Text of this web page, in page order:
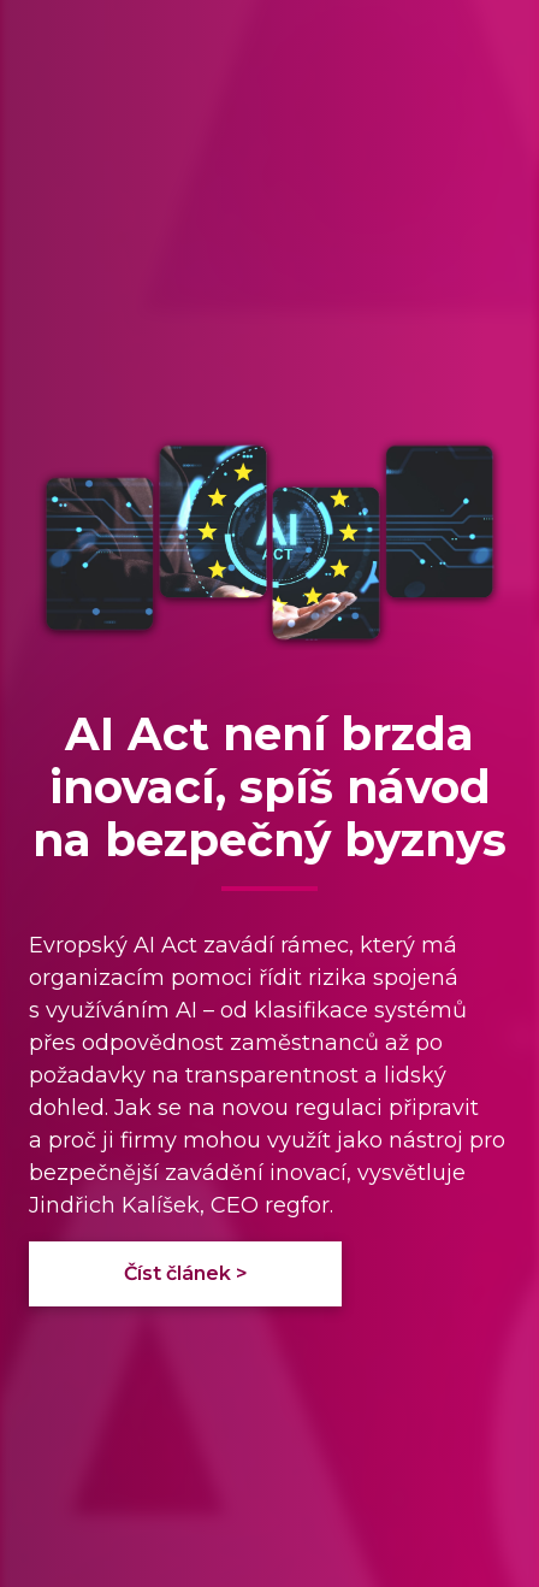
Drony, senzory a AI
pomáhají
zemědělcům šetřit
půdu i náklady.
Hnojivo jen tam, kde chybí, postřik jen na
napadená místa a závlaha podle vlhkosti
úspory i nižší environmentální zátěž. Podle
dosavadního výzkumu totiž zvyšuje
účinnost využití dusíku průměrně o 15 %
a snižuje emise skleníkových plynů o 9,4 %.
Česko se navíc v osvojování precizních
postupů řadí ke špičce střední Evropy.
Číst článek >